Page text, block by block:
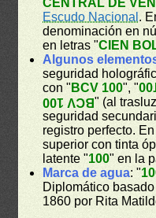
CENTRAL DE
Escudo Nacional .
denominación en
en letras "CIEN
Algunos
seguridad
con " BCV 100", "
BCV 100" (al
seguridad
registro perfecto.
superior con tinta
latente "100" en la
Marca de agua: "
Diplomático
1860 por Rita